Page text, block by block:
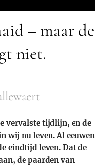
– maar de
niet.
vervalste tijdlijn, en de
wij nu leven. Al eeuwen
eindtijd leven. Dat de
de paarden van